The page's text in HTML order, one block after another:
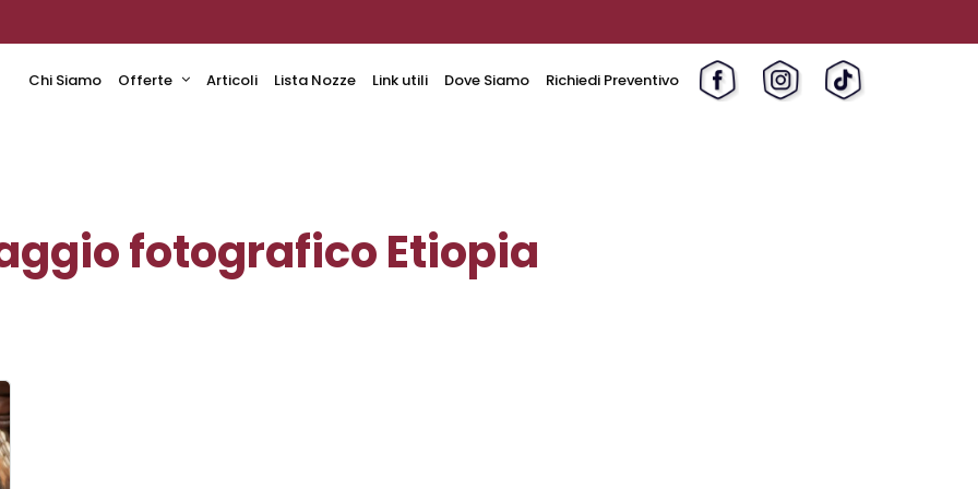
Chi Siamo Offerte Articoli Lista Nozze Link utili Dove Siamo Richiedi Preventivo
fotografico Etiopia